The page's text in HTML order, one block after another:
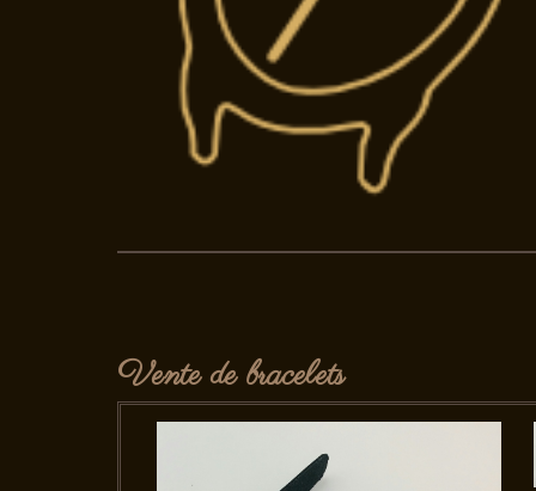
Vente de bracelets